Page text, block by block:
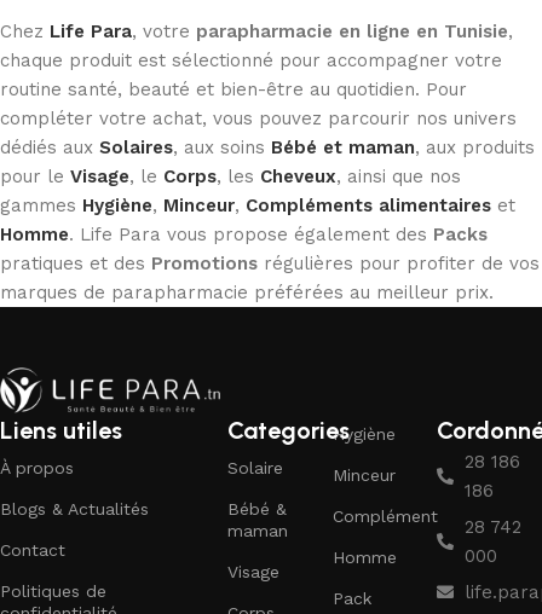
Chez Life Para, votre parapharmacie en ligne en Tunisie,
chaque produit est sélectionné pour accompagner votre
routine santé, beauté et bien-être au quotidien. Pour
compléter votre achat, vous pouvez parcourir nos univers
dédiés aux Solaires, aux soins Bébé et maman, aux produits
pour le Visage, le Corps, les Cheveux, ainsi que nos
gammes Hygiène, Minceur, Compléments alimentaires et
Homme. Life Para vous propose également des Packs
pratiques et des Promotions régulières pour profiter de vos
marques de parapharmacie préférées au meilleur prix.
Liens utiles
À propos
Blogs & Actualités
Contact
Politiques de
Categories
Solaire
Bébé &
maman
Visage
Hygiène
Minceur
Complément
Homme
Pack
28 186
186
28 742
000